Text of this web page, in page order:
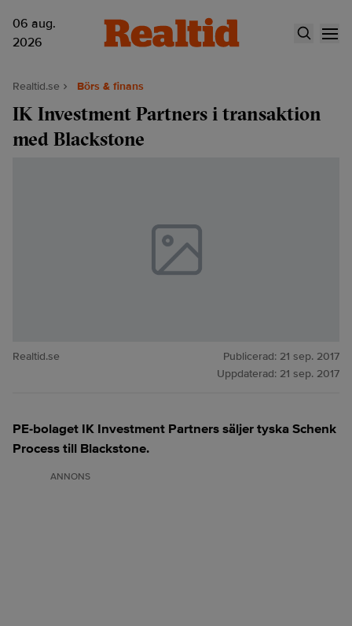
06 aug.
2026
Realtid.se Börs & finans
IK Investment Partners i transaktion
med Blackstone
Realtid.se Publicerad: 21 sep. 2017
Uppdaterad: 21 sep. 2017
PE-bolaget IK Investment Partners säljer tyska Schenk
Process till Blackstone.
ANNONS